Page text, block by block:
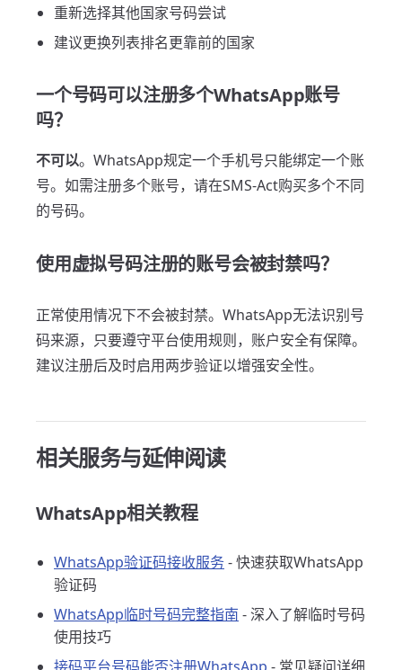
重新选择其他国家号码尝试
建议更换列表排名更靠前的国家
一个号码可以注册多个WhatsApp账号
吗？
不可以。WhatsApp规定一个手机号只能绑定一个账
号。如需注册多个账号，请在SMS-Act购买多个不同
的号码。
使用虚拟号码注册的账号会被封禁吗？
正常使用情况下不会被封禁。WhatsApp无法识别号
码来源，只要遵守平台使用规则，账户安全有保障。
建议注册后及时启用两步验证以增强安全性。
相关服务与延伸阅读
WhatsApp相关教程
WhatsApp验证码接收服务 - 快速获取WhatsApp
验证码
WhatsApp临时号码完整指南 - 深入了解临时号码
使用技巧